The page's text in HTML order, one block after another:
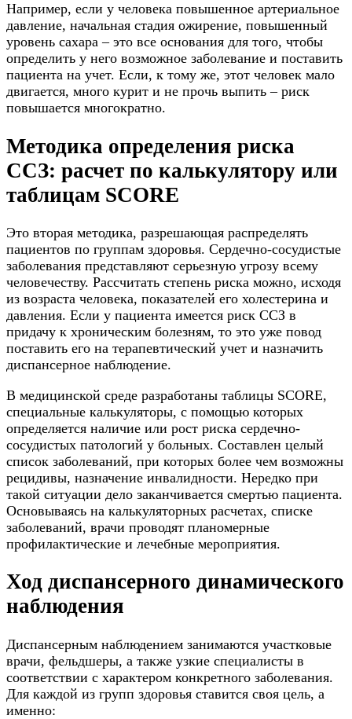
Например, если у человека повышенное артериальное
давление, начальная стадия ожирение, повышенный
уровень сахара – это все основания для того, чтобы
определить у него возможное заболевание и поставить
пациента на учет. Если, к тому же, этот человек мало
двигается, много курит и не прочь выпить – риск
повышается многократно.
Методика определения риска
ССЗ: расчет по калькулятору или
таблицам SCORE
Это вторая методика, разрешающая распределять
пациентов по группам здоровья. Сердечно-сосудистые
заболевания представляют серьезную угрозу всему
человечеству. Рассчитать степень риска можно, исходя
из возраста человека, показателей его холестерина и
давления. Если у пациента имеется риск ССЗ в
придачу к хроническим болезням, то это уже повод
поставить его на терапевтический учет и назначить
диспансерное наблюдение.
В медицинской среде разработаны таблицы SCORE,
специальные калькуляторы, с помощью которых
определяется наличие или рост риска сердечно-
сосудистых патологий у больных. Составлен целый
список заболеваний, при которых более чем возможны
рецидивы, назначение инвалидности. Нередко при
такой ситуации дело заканчивается смертью пациента.
Основываясь на калькуляторных расчетах, списке
заболеваний, врачи проводят планомерные
профилактические и лечебные мероприятия.
Ход диспансерного динамического
наблюдения
Диспансерным наблюдением занимаются участковые
врачи, фельдшеры, а также узкие специалисты в
соответствии с характером конкретного заболевания.
Для каждой из групп здоровья ставится своя цель, а
именно: